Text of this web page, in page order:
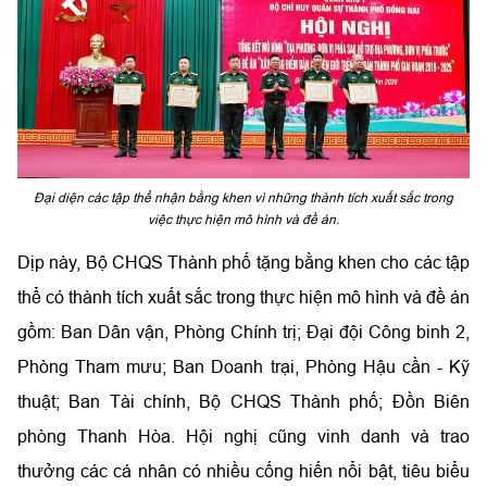
Đại diện các tập thể nhận bằng khen vì những thành tích xuất sắc trong
việc thực hiện mô hình và đề án.
Dịp này, Bộ CHQS Thành phố tặng bằng khen cho các tập
thể có thành tích xuất sắc trong thực hiện mô hình và đề án
gồm: Ban Dân vận, Phòng Chính trị; Đại đội Công binh 2,
Phòng Tham mưu; Ban Doanh trại, Phòng Hậu cần - Kỹ
thuật; Ban Tài chính, Bộ CHQS Thành phố; Đồn Biên
phòng Thanh Hòa. Hội nghị cũng vinh danh và trao
thưởng các cá nhân có nhiều cống hiến nổi bật, tiêu biểu